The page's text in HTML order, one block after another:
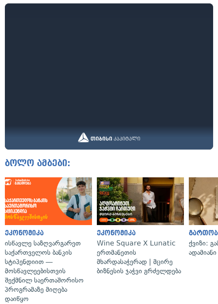
ბოლო ამბები:
ეკონომიკა
ისწავლე საზღვარგარეთ
საქართველოს ბანკის
სტიპენდიით —
მოსწავლეებისთვის
შექმნილ საერთაშორისო
პროგრამაზე მიღება
დაიწყო
ეკონომიკა
Wine Square X Lunatic
ერთმანეთის
მხარდასაჭერად | მცირე
ბიზნესის ჯაჭვი გრძელდება
ქვიზი: